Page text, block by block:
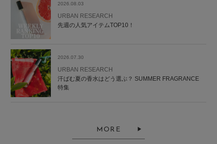
2026.08.03
URBAN RESEARCH
先週の人気アイテムTOP10！
2026.07.30
URBAN RESEARCH
汗ばむ夏の香水はどう選ぶ？ SUMMER FRAGRANCE
特集
MORE